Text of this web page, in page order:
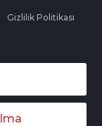
Gizlilik Politikası